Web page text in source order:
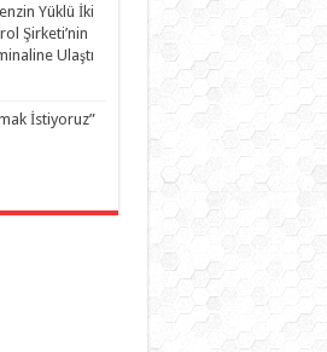
Yüklü İki
Şirketi’nin
Ulaştı
İstiyoruz”